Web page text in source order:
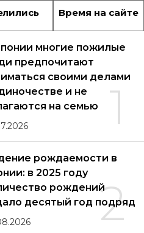
Время на сайте
1
многие пожилые
предпочитают
своими делами
и не
на семью
2
рождаемости в
в 2025 году
рождений
десятый год подряд